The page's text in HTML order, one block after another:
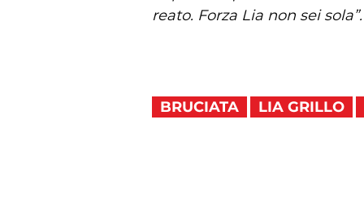
reato. Forza Lia non sei
BRUCIATA LIA GRILLO